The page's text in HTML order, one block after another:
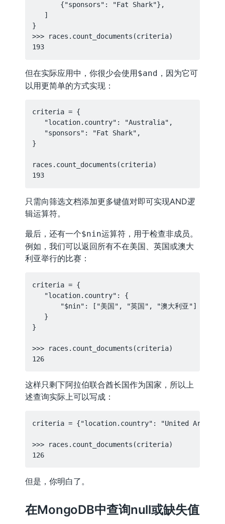
       {"sponsors": "Fat Shark"},
   ]
}
>>> races.count_documents(criteria)
但在实际应用中，你很少会使用$and ，因为它可
以用更简单的方式实现：
criteria = {
   "location.country": "Australia",
   "sponsors": "Fat Shark",
}
races.count_documents(criteria)
只需向筛选文档添加更多键值对即可实现AND逻
辑运算符。
最后，还有一个$nin运算符，用于检查非成员。
例如，我们可以返回所有不在美国、英国或澳大
利亚举行的比赛：
criteria = {
   "location.country": {
       "$nin": ["美国", "英国", "澳大利亚"]
   }
}
>>> races.count_documents(criteria)
这样只剩下阿拉伯联合酋长国作为国家，所以上
述查询实际上可以写成：
criteria = {"location.country": "United Arab
>>> races.count_documents(criteria)
但是，你明白了。
在MongoDB中查询null或缺失值